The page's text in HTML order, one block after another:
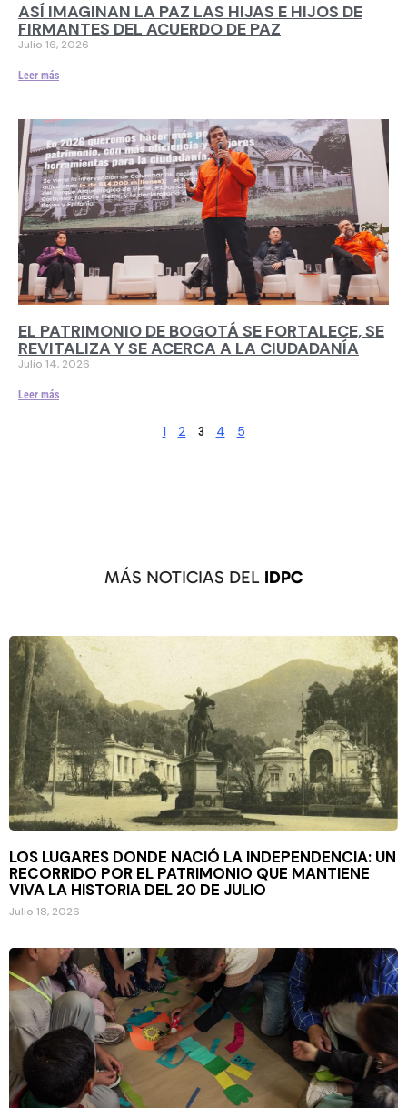
ASÍ IMAGINAN LA PAZ LAS HIJAS E HIJOS DE
FIRMANTES DEL ACUERDO DE PAZ
Julio 16, 2026
Leer más
EL PATRIMONIO DE BOGOTÁ SE FORTALECE, SE
REVITALIZA Y SE ACERCA A LA CIUDADANÍA
Julio 14, 2026
Leer más
1 2 3 4 5
MÁS NOTICIAS DEL IDPC
LOS LUGARES DONDE NACIÓ LA INDEPENDENCIA: UN
RECORRIDO POR EL PATRIMONIO QUE MANTIENE
VIVA LA HISTORIA DEL 20 DE JULIO
Julio 18, 2026